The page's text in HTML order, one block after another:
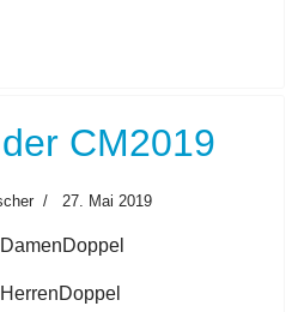
CM2019
27. Mai 2019